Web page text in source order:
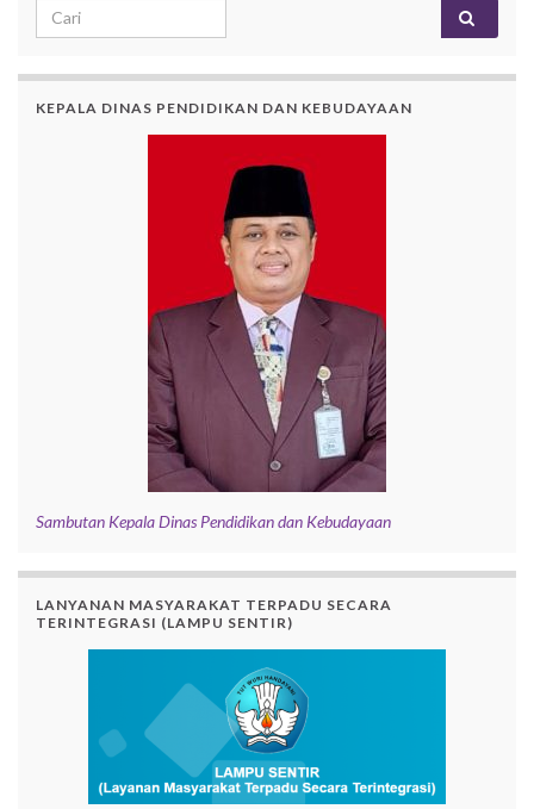
Search for:
KEPALA DINAS PENDIDIKAN DAN KEBUDAYAAN
Sambutan Kepala Dinas Pendidikan dan Kebudayaan
LANYANAN MASYARAKAT TERPADU SECARA
TERINTEGRASI (LAMPU SENTIR)